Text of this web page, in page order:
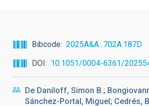
Bibcode
2025A&A...702A.187D
DOI
10.1051/0004-6361/
De Daniloff, Simon B.;
Sánchez-Portal, Miguel; Cedrés,